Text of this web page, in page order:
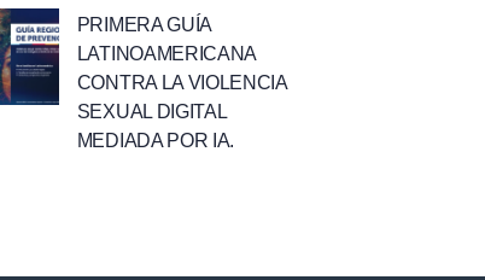
PRIMERA GUÍA
LATINOAMERICANA
CONTRA LA VIOLENCIA
SEXUAL DIGITAL
MEDIADA POR IA.